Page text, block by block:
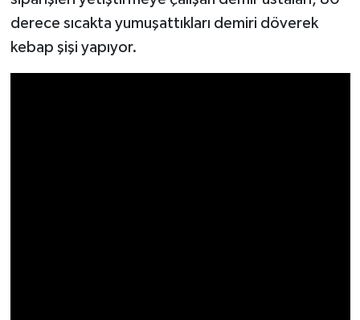
derece sıcakta yumuşattıkları demiri döverek
kebap şişi yapıyor.